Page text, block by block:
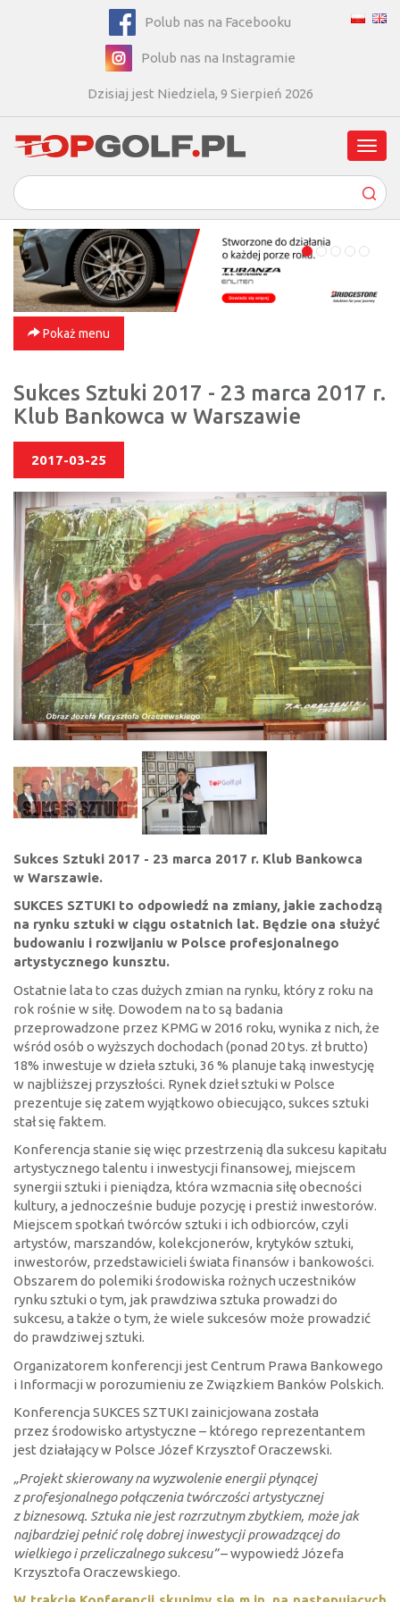
Polub nas na Facebooku
Polub nas na Instagramie
Dzisiaj jest Niedziela, 9 Sierpień 2026
Pokaż menu
Sukces Sztuki 2017 - 23 marca 2017 r.
Klub Bankowca w Warszawie
2017-03-25
Sukces Sztuki 2017 - 23 marca 2017 r. Klub Bankowca
w Warszawie.
SUKCES SZTUKI to odpowiedź na zmiany, jakie zachodzą
na rynku sztuki w ciągu ostatnich lat. Będzie ona służyć
budowaniu i rozwijaniu w Polsce profesjonalnego
artystycznego kunsztu.
Ostatnie lata to czas dużych zmian na rynku, który z roku na
rok rośnie w siłę. Dowodem na to są badania
przeprowadzone przez KPMG w 2016 roku, wynika z nich, że
wśród osób o wyższych dochodach (ponad 20 tys. zł brutto)
18% inwestuje w dzieła sztuki, 36 % planuje taką inwestycję
w najbliższej przyszłości. Rynek dzieł sztuki w Polsce
prezentuje się zatem wyjątkowo obiecująco, sukces sztuki
stał się faktem.
Konferencja stanie się więc przestrzenią dla sukcesu kapitału
artystycznego talentu i inwestycji finansowej, miejscem
synergii sztuki i pieniądza, która wzmacnia siłę obecności
kultury, a jednocześnie buduje pozycję i prestiż inwestorów.
Miejscem spotkań twórców sztuki i ich odbiorców, czyli
artystów, marszandów, kolekcjonerów, krytyków sztuki,
inwestorów, przedstawicieli świata finansów i bankowości.
Obszarem do polemiki środowiska rożnych uczestników
rynku sztuki o tym, jak prawdziwa sztuka prowadzi do
sukcesu, a także o tym, że wiele sukcesów może prowadzić
do prawdziwej sztuki.
Organizatorem konferencji jest Centrum Prawa Bankowego
i Informacji w porozumieniu ze Związkiem Banków Polskich.
Konferencja SUKCES SZTUKI zainicjowana została
przez środowisko artystyczne – którego reprezentantem
jest działający w Polsce Józef Krzysztof Oraczewski.
„Projekt skierowany na wyzwolenie energii płynącej
z profesjonalnego połączenia twórczości artystycznej
z biznesową. Sztuka nie jest rozrzutnym zbytkiem, może jak
najbardziej pełnić rolę dobrej inwestycji prowadzącej do
wielkiego i przeliczalnego sukcesu”– wypowiedź Józefa
Krzysztofa Oraczewskiego.